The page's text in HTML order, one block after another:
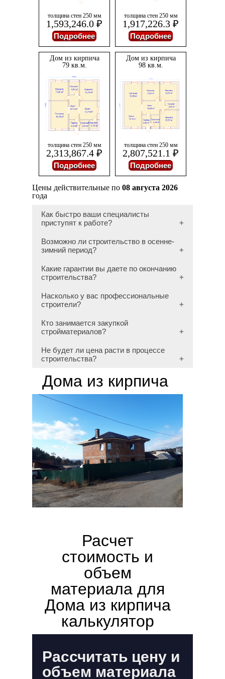
толщина стен 250мм
1,593,246.0 ₽
Подробнее
толщина стен 250мм
1,917,226.3 ₽
Подробнее
Дом из кирпича
79 кв.м.
толщина стен 250мм
2,313,867.4 ₽
Подробнее
Дом из кирпича
98 кв.м.
толщина стен 250мм
2,807,521.1 ₽
Подробнее
Цены действительные по 08 августа 2026
года
Как быстро ваши специалисты
приступят к работе?
Возможно ли строительство в осенне-
зимний период?
Какие гарантии вы даете по окончанию
строительства?
Насколько у вас профессиональные
строители?
Кто занимается закупкой
стройматериалов?
Не будет ли цена расти в процессе
строительства?
Дома из кирпича
Расчет
стоимость и
объем
материала для
Дома из кирпича
калькулятор
Рассчитать цену и
объем материала